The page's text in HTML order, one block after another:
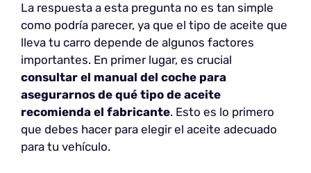
La respuesta a esta pregunta no es tan simple
como podría parecer, ya que el tipo de aceite que
lleva tu carro depende de algunos factores
importantes. En primer lugar, es crucial
consultar el manual del coche para
asegurarnos de qué tipo de aceite
recomienda el fabricante. Esto es lo primero
que debes hacer para elegir el aceite adecuado
para tu vehículo.